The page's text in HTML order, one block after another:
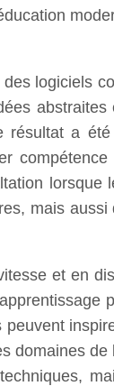
logiciels
abstraites
résultat a
compétence
lorsque
mais aussi
et en
domaines de